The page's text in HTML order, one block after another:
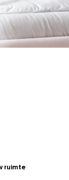
ruimte